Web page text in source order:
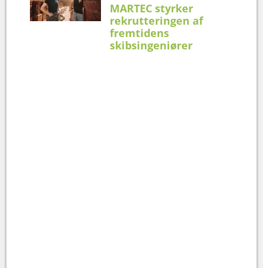
MARTEC styrker
rekrutteringen af
fremtidens
skibsingeniører